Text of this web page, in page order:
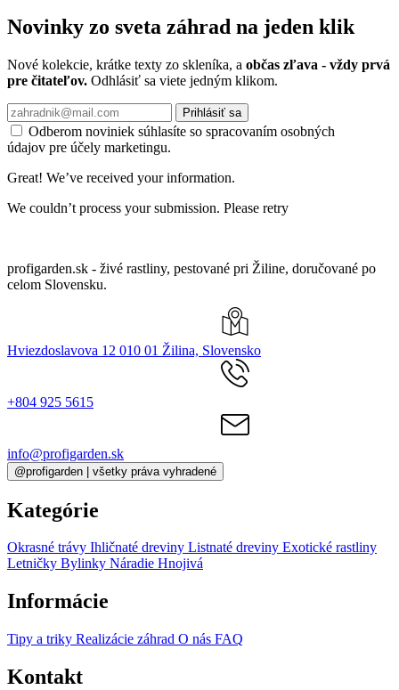
Novinky zo sveta záhrad na jeden klik
Nové kolekcie, krátke texty zo skleníka, a občas zľava - vždy prvá
pre čitateľov. Odhlásiť sa viete jedným klikom.
Prihlásiť sa
Odberom noviniek súhlasíte so spracovaním osobných
údajov pre účely marketingu.
Great! We’ve received your information.
We couldn’t process your submission. Please retry
profigarden.sk - živé rastliny, pestované pri Žiline, doručované po
celom Slovensku.
Hviezdoslavova 12 010 01 Žilina, Slovensko
+804 925 5615
info@profigarden.sk
@profigarden | všetky práva vyhradené
Kategórie
Okrasné trávy Ihličnaté dreviny Listnaté dreviny Exotické rastliny
Letničky Bylinky Náradie Hnojivá
Informácie
Tipy a triky Realizácie záhrad O nás FAQ
Kontakt